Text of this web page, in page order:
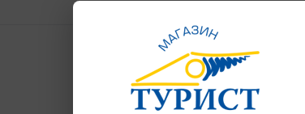
Есть в наличии
400